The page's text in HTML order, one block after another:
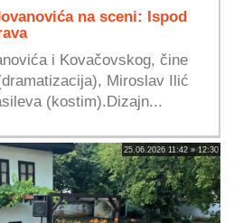
na sceni: Ispod
i Kovačovskog, čine
Miroslav Ilić
(kostim).Dizajn...
25.06.2026 11:42 » 12:30